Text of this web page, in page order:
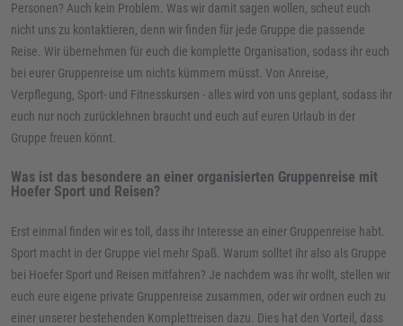
Personen? Auch kein Problem. Was wir damit sagen wollen, scheut euch
nicht uns zu kontaktieren, denn wir finden für jede Gruppe die passende
Reise. Wir übernehmen für euch die komplette Organisation, sodass ihr euch
bei eurer Gruppenreise um nichts kümmern müsst. Von Anreise,
Verpflegung, Sport- und Fitnesskursen - alles wird von uns geplant, sodass ihr
euch nur noch zurücklehnen braucht und euch auf euren Urlaub in der
Gruppe freuen könnt.
Was ist das besondere an einer organisierten Gruppenreise mit
Hoefer Sport und Reisen?
Erst einmal finden wir es toll, dass ihr Interesse an einer Gruppenreise habt.
Sport macht in der Gruppe viel mehr Spaß. Warum solltet ihr also als Gruppe
bei Hoefer Sport und Reisen mitfahren? Je nachdem was ihr wollt, stellen wir
euch eure eigene private Gruppenreise zusammen, oder wir ordnen euch zu
einer unserer bestehenden Komplettreisen dazu. Dies hat den Vorteil, dass